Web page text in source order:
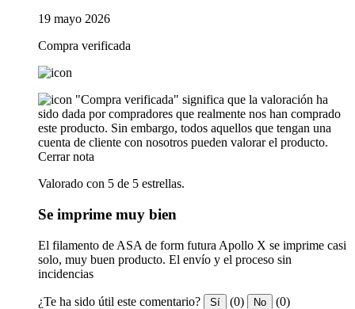
19 mayo 2026
Compra verificada
"Compra verificada" significa que la valoración ha
sido dada por compradores que realmente nos han comprado
este producto. Sin embargo, todos aquellos que tengan una
cuenta de cliente con nosotros pueden valorar el producto.
Cerrar nota
Valorado con 5 de 5 estrellas.
Se imprime muy bien
El filamento de ASA de form futura Apollo X se imprime casi
solo, muy buen producto. El envío y el proceso sin
incidencias
¿Te ha sido útil este comentario? Sí (0) No (0)